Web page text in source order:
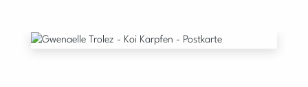
Bildergalerie überspringen